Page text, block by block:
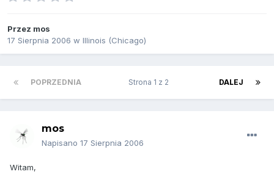
Przez mos
17 Sierpnia 2006 w Illinois (Chicago)
POPRZEDNIA DALEJ
Strona 1 z 2
mos
Napisano 17 Sierpnia 2006
Witam,